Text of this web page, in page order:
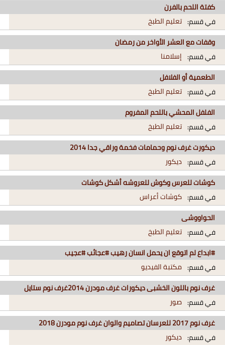
كفتة اللحم بالفرن
في قسم: تعليم الطبخ
وقفات مع العشر الأواخر من رمضان
في قسم: إسلامنا
الطعمية أو الفلافل
في قسم: تعليم الطبخ
الفلفل المحشي باللحم المفروم
في قسم: تعليم الطبخ
ديكورت غرف نوم وحمامات فخمة وراقي جدا 2014
في قسم: ديكور
كوشات للعرس وكوش للعروشه أشكل كوشات
في قسم: كوشات أعراس
الحواووشى
في قسم: تعليم الطبخ
#ابداع لم اتوقع ان يحمل انسان رهيب #عجائب #عجيب
في قسم: مكتبة الفيديو
غرف نوم باللون الخشبى ديكورات غرف مودرن 2014غرف نوم ستايل
في قسم: صور
غرف نوم 2017 للعرسان تصاميم والوان غرف نوم مودرن 2018
في قسم: ديكور